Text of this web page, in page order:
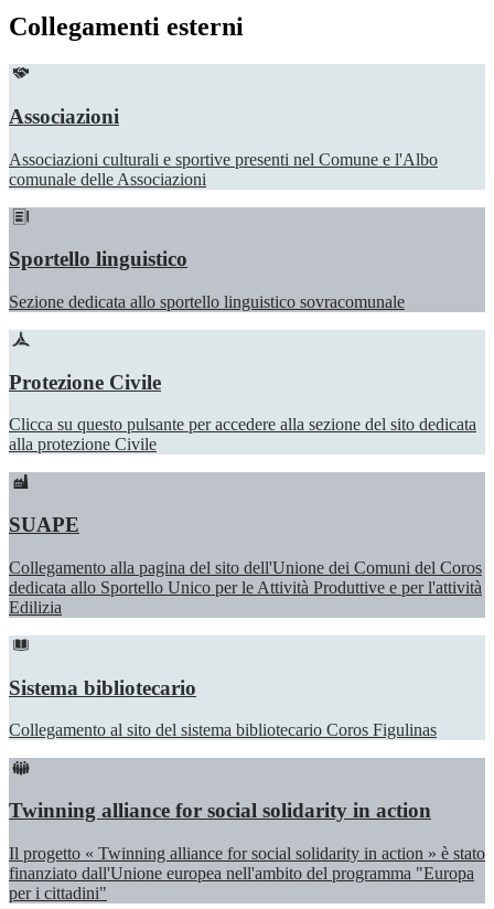
Collegamenti esterni
Associazioni
Associazioni culturali e sportive presenti nel Comune e l'Albo
comunale delle Associazioni
Sportello linguistico
Sezione dedicata allo sportello linguistico sovracomunale
Protezione Civile
Clicca su questo pulsante per accedere alla sezione del sito dedicata
alla protezione Civile
SUAPE
Collegamento alla pagina del sito dell'Unione dei Comuni del Coros
dedicata allo Sportello Unico per le Attività Produttive e per l'attività
Edilizia
Sistema bibliotecario
Collegamento al sito del sistema bibliotecario Coros Figulinas
Twinning alliance for social solidarity in action
Il progetto « Twinning alliance for social solidarity in action » è stato
finanziato dall'Unione europea nell'ambito del programma "Europa
per i cittadini"